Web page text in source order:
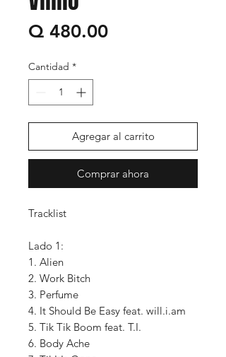
Q 480.00Precio
Cantidad *
Agregar al carrito
Comprar ahora
Tracklist
Lado 1:
1. Alien
2. Work Bitch
3. Perfume
4. It Should Be Easy feat. will.i.am
5. Tik Tik Boom feat. T.I.
6. Body Ache